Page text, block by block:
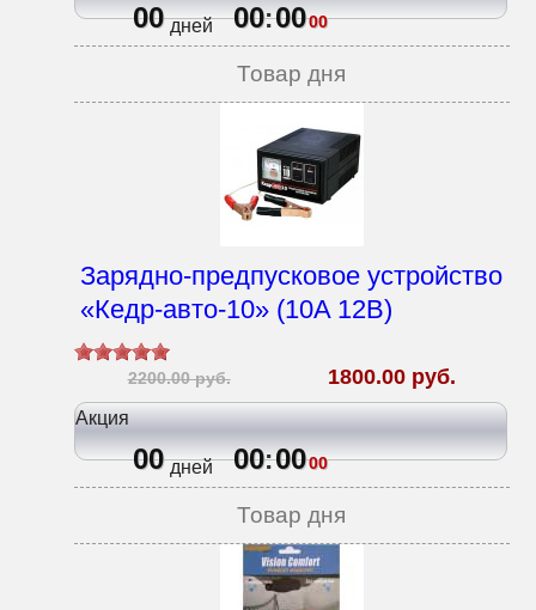
00 дней 00:0000
Товар дня
Зарядно-предпусковое устройство
«Кедр-авто-10» (10A 12В)
2200.00 руб. 1800.00 руб.
Акция
00 дней 00:0000
Товар дня